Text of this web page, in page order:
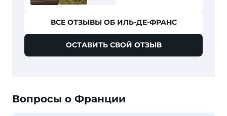
ВСЕ ОТЗЫВЫ ОБ ИЛЬ-ДЕ-ФРАНС
ОСТАВИТЬ СВОЙ ОТЗЫВ
Вопросы о Франции